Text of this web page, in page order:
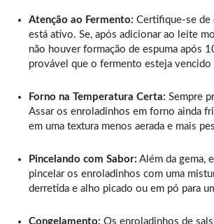
Atenção ao Fermento: Certifique-se de
está ativo. Se, após adicionar ao leite
não houver formação de espuma após
provável que o fermento esteja
Forno na Temperatura Certa: Sempre
Assar os enroladinhos em forno ainda
em uma textura menos aerada e mais
Pincelando com Sabor: Além da gema,
pincelar os enroladinhos com uma
derretida e alho picado ou em pó para
Congelamento: Os enroladinhos de